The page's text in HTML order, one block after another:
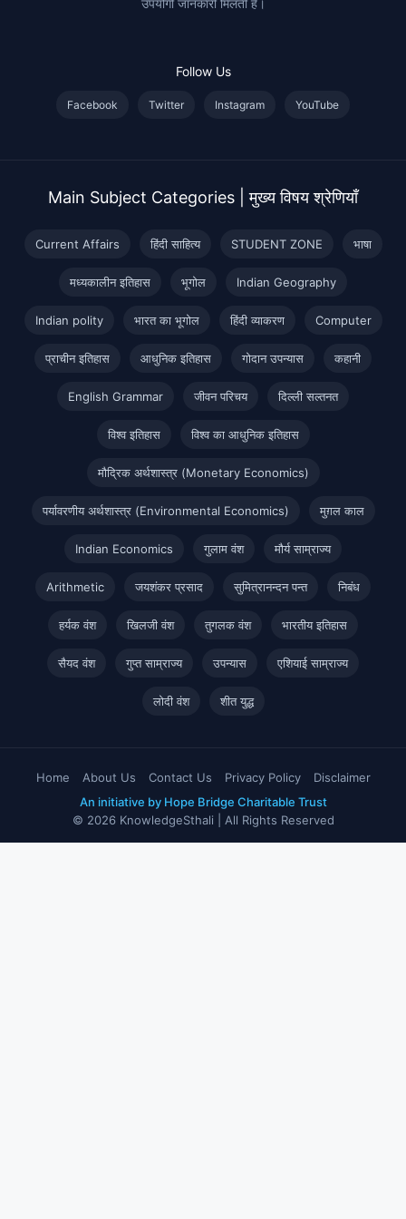
उपयोगी जानकारी मिलती है।
Follow Us
Facebook Twitter Instagram YouTube
Main Subject Categories | मुख्य विषय श्रेणियाँ
Current Affairs हिंदी साहित्य STUDENT ZONE भाषा
मध्यकालीन इतिहास भूगोल Indian Geography
Indian polity भारत का भूगोल हिंदी व्याकरण Computer
प्राचीन इतिहास आधुनिक इतिहास गोदान उपन्यास कहानी
English Grammar जीवन परिचय दिल्ली सल्तनत
विश्व इतिहास विश्व का आधुनिक इतिहास
मौद्रिक अर्थशास्त्र (Monetary Economics)
पर्यावरणीय अर्थशास्त्र (Environmental Economics) मुग़ल काल
Indian Economics गुलाम वंश मौर्य साम्राज्य
Arithmetic जयशंकर प्रसाद सुमित्रानन्दन पन्त निबंध
हर्यक वंश खिलजी वंश तुगलक वंश भारतीय इतिहास
सैयद वंश गुप्त साम्राज्य उपन्यास एशियाई साम्राज्य
लोदी वंश शीत युद्ध
Home About Us Contact Us Privacy Policy
Disclaimer
An initiative by Hope Bridge Charitable Trust
© 2026 KnowledgeSthali | All Rights Reserved